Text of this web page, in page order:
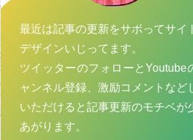
最近は記事の更新をサボってサイ
デザインいじってます。
ツイッターのフォローとYoutube
ャンネル登録、激励コメントなど
いただけると記事更新のモチベが
あがります。